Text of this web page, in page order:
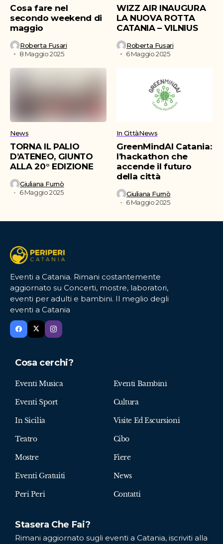
Cosa fare nel
secondo weekend di
maggio
Roberta Fusari
8 Maggio 2025
WIZZ AIR INAUGURA
LA NUOVA ROTTA
CATANIA – VILNIUS
Roberta Fusari
6 Maggio 2025
News
TORNA IL PALIO
D’ATENEO, GIUNTO
ALLA 20° EDIZIONE
Giuliana Furnò
6 Maggio 2025
In CittàNews
GreenMindAI Catania:
l’hackathon che
accende il futuro
della città
Giuliana Furnò
6 Maggio 2025
Eventi a Catania. Rimani costantemente
aggiornato su Concerti, mostre, laboratori,
eventi per adulti e bambini. Il meglio degli
eventi a Catania
Cosa cerchi?
Eventi Musica Eventi Bambini
Eventi Sport Cultura
In Sicilia Visite Ed Escursioni
Teatro Cibo
Mostre Fiere
Eventi Gratuiti News
Peri Peri Contatti
Stasera Che Fai?
Rimani aggiornato sugli eventi a Catania, iscriviti alla